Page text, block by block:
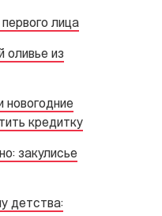
лица
оливье из
новогодние
кредитку
закулисье
детства: